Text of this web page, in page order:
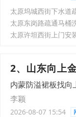
太原坞城西街下水道
太原东岗路疏通马桶
太原许坦西街上门安
2、山东向上
内蒙防溢裙板找
李颖
2026-08-07 15:54